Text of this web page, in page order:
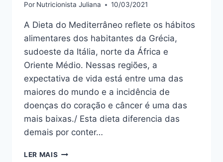
Por Nutricionista Juliana 10/03/2021
A Dieta do Mediterrâneo reflete os hábitos
alimentares dos habitantes da Grécia,
sudoeste da Itália, norte da África e
Oriente Médio. Nessas regiões, a
expectativa de vida está entre uma das
maiores do mundo e a incidência de
doenças do coração e câncer é uma das
mais baixas./ Esta dieta diferencia das
demais por conter…
LER MAIS BENEFÍCIOS